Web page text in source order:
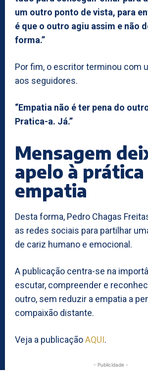
um outro ponto de vista, para
é que o outro agiu assim e não
forma.”
Por fim, o escritor terminou com
aos seguidores.
“Empatia não é ter pena do
Pratica-a. Já.”
Mensagem
apelo à prática
empatia
Desta forma, Pedro Chagas
as redes sociais para partilhar
de cariz humano e emocional.
A publicação centra-se na
escutar, compreender e
outro, sem reduzir a empatia a
compaixão distante.
Veja a publicaçãoAQUI.
- Publicidade -